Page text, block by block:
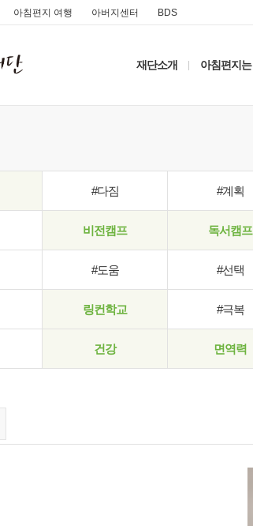
아침편지 여행 아버지센터 BDS
재단소개 아침편지는
#다짐 #계획
비전캠프 독서캠프
#도움 #선택
링컨학교 #극복
건강 면역력